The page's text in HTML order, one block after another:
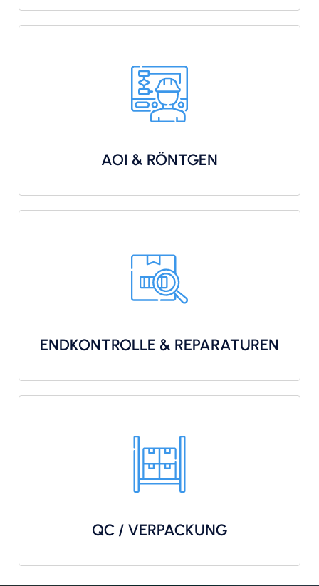
AOI & RÖNTGEN
ENDKONTROLLE & REPARATUREN
QC / VERPACKUNG